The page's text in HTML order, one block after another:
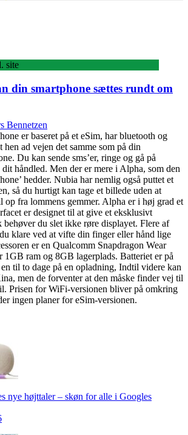
site
din smartphone sættes rundt om
Bennetzen
er baseret på et eSim, har bluetooth og
ad vejen det samme som på din
Du kan sende sms’er, ringe og gå på
håndled. Men der er mere i Alpha, som den
hedder. Nubia har nemlig også puttet et
så du hurtigt kan tage et billede uden at
op fra lommens gemmer. Alpha er i høj grad et
er designet til at give et eksklusivt
behøver du slet ikke røre displayet. Flere af
klare ved at vifte din finger eller hånd lige
er en Qualcomm Snapdragon Wear
1GB ram og 8GB lagerplads. Batteriet er på
til to dage på en opladning, Indtil videre kan
men de forventer at den måske finder vej til
Prisen for WiFi-versionen bliver på omkring
ingen planer for eSim-versionen.
nye højttaler – skøn for alle i Googles